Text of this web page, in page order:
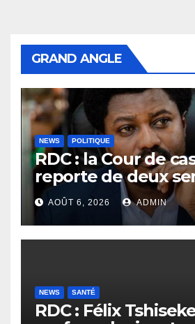
GRAND ANGLE
NEWS POLITIQUE
RDC : la Cour de
reporte de deux
procès Frivao
AOÛT 6, 2026 ADMIN
NEWS SANTÉ
RDC : Félix